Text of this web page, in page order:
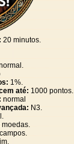
20 minutos.
1%.
até: 1000 pontos.
normal
N3.
moedas.